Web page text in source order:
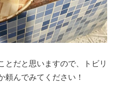
とだと思いますので、トビリ
頼んでみてください！